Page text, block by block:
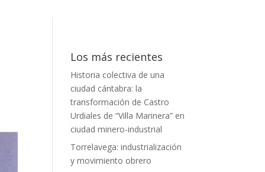
Los más recientes
Historia colectiva de una
ciudad cántabra: la
transformación de Castro
Urdiales de “Villa Marinera” en
ciudad minero-industrial
Torrelavega: industrialización
y movimiento obrero